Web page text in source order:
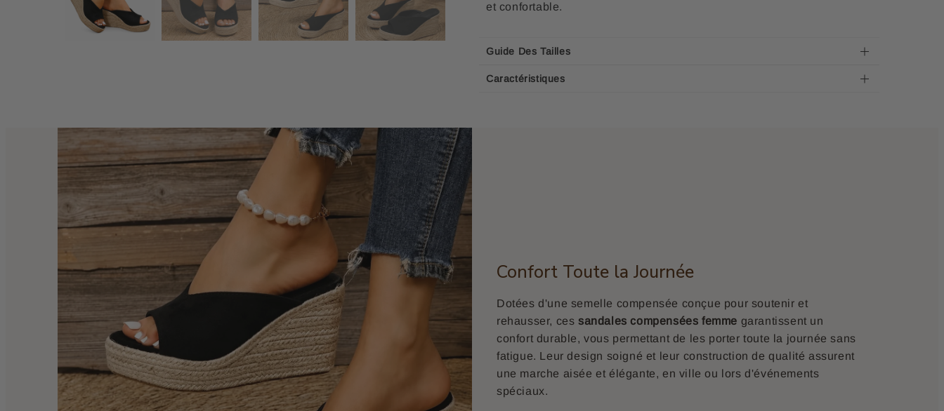
et confortable.
Guide Des Tailles
Caractéristiques
Confort Toute la Journée
Dotées d'une semelle compensée conçue pour soutenir et
rehausser, ces sandales compensées femme garantissent un
confort durable, vous permettant de les porter toute la journée sans
fatigue. Leur design soigné et leur construction de qualité assurent
une marche aisée et élégante, en ville ou lors d'événements
spéciaux.